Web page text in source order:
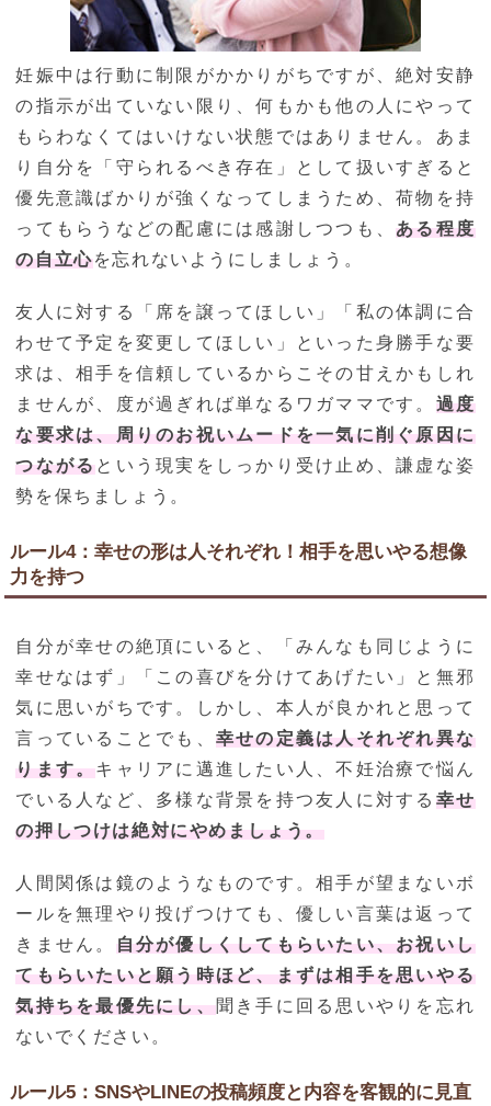
妊娠中は行動に制限がかかりがちですが、絶対安静
の指示が出ていない限り、何もかも他の人にやって
もらわなくてはいけない状態ではありません。あま
り自分を「守られるべき存在」として扱いすぎると
優先意識ばかりが強くなってしまうため、荷物を持
ってもらうなどの配慮には感謝しつつも、ある程度
の自立心を忘れないようにしましょう。
友人に対する「席を譲ってほしい」「私の体調に合
わせて予定を変更してほしい」といった身勝手な要
求は、相手を信頼しているからこその甘えかもしれ
ませんが、度が過ぎれば単なるワガママです。 過度
な要求は、周りのお祝いムードを一気に削ぐ原因に
つながるという現実をしっかり受け止め、謙虚な姿
勢を保ちましょう。
ルール4：幸せの形は人それぞれ！相手を思いやる想像
力を持つ
自分が幸せの絶頂にいると、「みんなも同じように
幸せなはず」「この喜びを分けてあげたい」と無邪
気に思いがちです。しかし、本人が良かれと思って
言っていることでも、 幸せの定義は人それぞれ異な
ります。キャリアに邁進したい人、不妊治療で悩ん
でいる人など、多様な背景を持つ友人に対する 幸せ
の押しつけは絶対にやめましょう。
人間関係は鏡のようなものです。相手が望まないボ
ールを無理やり投げつけても、優しい言葉は返って
きません。 自分が優しくしてもらいたい、お祝いし
てもらいたいと願う時ほど、まずは相手を思いやる
気持ちを最優先にし、聞き手に回る思いやりを忘れ
ないでください。
ルール5：SNSやLINEの投稿頻度と内容を客観的に見直